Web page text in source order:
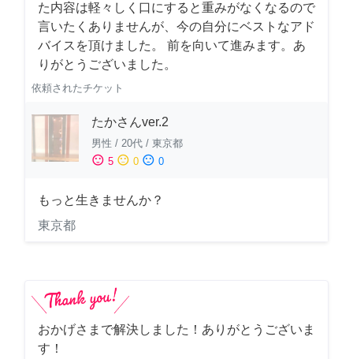
た内容は軽々しく口にすると重みがなくなるので
言いたくありませんが、今の自分にベストなアド
バイスを頂けました。 前を向いて進みます。あ
りがとうございました。
依頼されたチケット
たかさんver.2
男性 / 20代 / 東京都
sentiment_satisfied 5 sentiment_neutral 0 sentiment_dissatisfied 0
もっと生きませんか？
東京都
おかげさまで解決しました！ありがとうございま
す！